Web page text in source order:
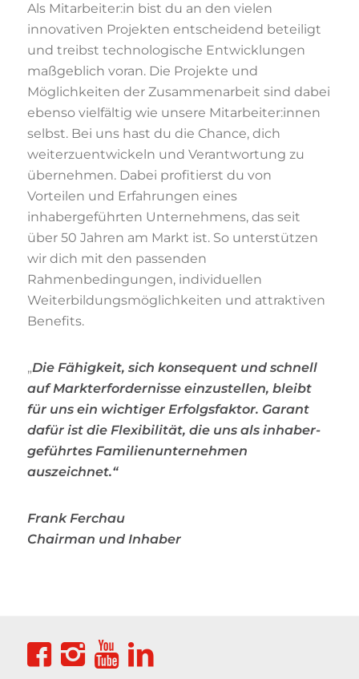
Als Mitarbeiter:in bist du an den vielen
innovativen Projekten entscheidend beteiligt
und treibst technologische Entwicklungen
maßgeblich voran. Die Projekte und
Möglichkeiten der Zusammenarbeit sind dabei
ebenso vielfältig wie unsere Mitarbeiter:innen
selbst. Bei uns hast du die Chance, dich
weiterzuentwickeln und Verantwortung zu
übernehmen. Dabei profitierst du von
Vorteilen und Erfahrungen eines
inhabergeführten Unternehmens, das seit
über 50 Jahren am Markt ist. So unterstützen
wir dich mit den passenden
Rahmenbedingungen, individuellen
Weiterbildungsmöglichkeiten und attraktiven
Benefits.
„Die Fähig­keit, sich konse­quent und schnell
auf Mark­ter­for­der­nisse einzu­stellen, bleibt
für uns ein wich­tiger Erfolgs­faktor. Garant
dafür ist die Flexi­bi­lität, die uns als inha­ber­
ge­führtes Fami­li­en­un­ter­nehmen
auszeichnet.“
Frank Ferchau
Chairman und Inhaber